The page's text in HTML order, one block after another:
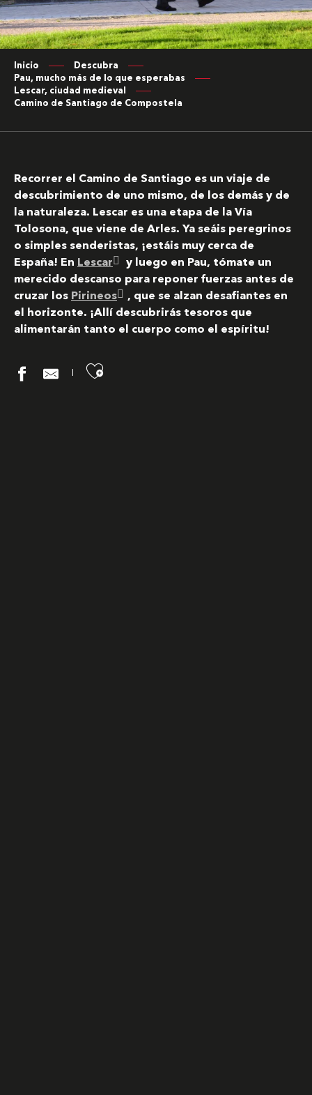
Inicio
Descubra
Pau, mucho más de lo que esperabas
Lescar, ciudad medieval
Camino de Santiago de Compostela
Recorrer el Camino de Santiago es un viaje de
descubrimiento de uno mismo, de los demás y de
la naturaleza. Lescar es una etapa de la Vía
Tolosona, que viene de Arles. Ya seáis peregrinos
o simples senderistas, ¡estáis muy cerca de
España! En Lescar
y luego en Pau, tómate un
merecido descanso para reponer fuerzas antes de
cruzar los Pirineos
, que se alzan desafiantes en
el horizonte. ¡Allí descubrirás tesoros que
alimentarán tanto el cuerpo como el espíritu!
Ajouter aux favoris